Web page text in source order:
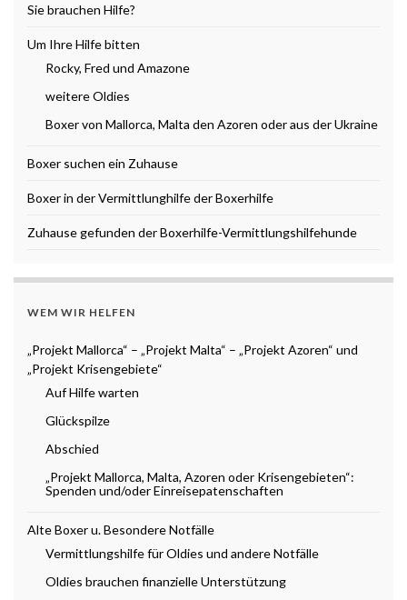
Sie brauchen Hilfe?
Um Ihre Hilfe bitten
Rocky, Fred und Amazone
weitere Oldies
Boxer von Mallorca, Malta den Azoren oder aus der Ukraine
Boxer suchen ein Zuhause
Boxer in der Vermittlunghilfe der Boxerhilfe
Zuhause gefunden der Boxerhilfe-Vermittlungshilfehunde
WEM WIR HELFEN
„Projekt Mallorca“ – „Projekt Malta“ – „Projekt Azoren“ und
„Projekt Krisengebiete“
Auf Hilfe warten
Glückspilze
Abschied
„Projekt Mallorca, Malta, Azoren oder Krisengebieten“:
Spenden und/oder Einreisepatenschaften
Alte Boxer u. Besondere Notfälle
Vermittlungshilfe für Oldies und andere Notfälle
Oldies brauchen finanzielle Unterstützung